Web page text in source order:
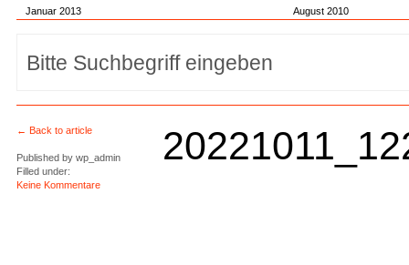
Januar 2013
August 2010
← Back to article
Published bywp_admin
Filled under:
Keine Kommentare